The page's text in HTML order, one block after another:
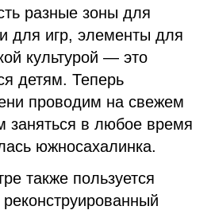
разные зоны для
для игр, элементы для
культурой — это
детям. Теперь
проводим на свежем
заняться в любое время
южносахалинка.
также пользуется